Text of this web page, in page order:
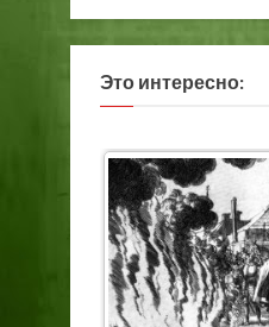
Это интересно: